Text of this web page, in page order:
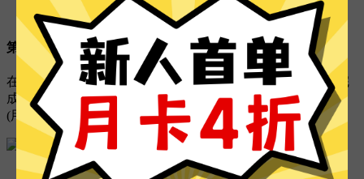
第二步，获取线路密钥：
在 官网-用户中心 - 线路列表 中,点击：获取密钥按钮,即可完
成复制.
(用户可获取并添加多个不同的线路密钥至outline中)